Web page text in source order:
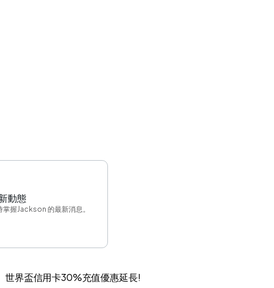
動態
掌握Jackson 的最新消息。
世界盃信用卡30%充值優惠延長!